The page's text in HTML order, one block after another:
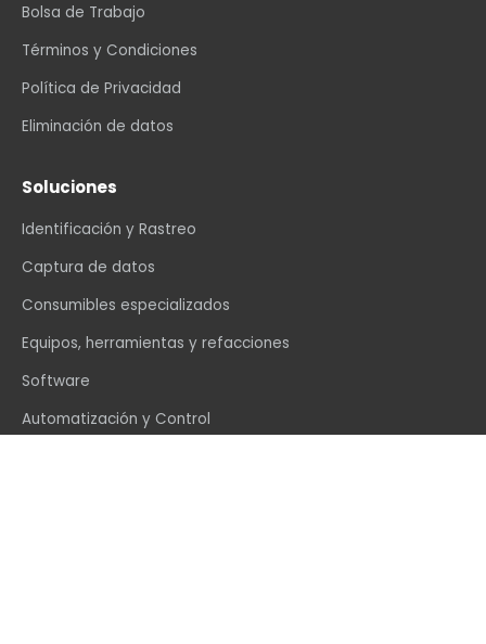
Bolsa de Trabajo
Términos y Condiciones
Política de Privacidad
Eliminación de datos
Soluciones
Identificación y Rastreo
Captura de datos
Consumibles especializados
Equipos, herramientas y refacciones
Software
Automatización y Control